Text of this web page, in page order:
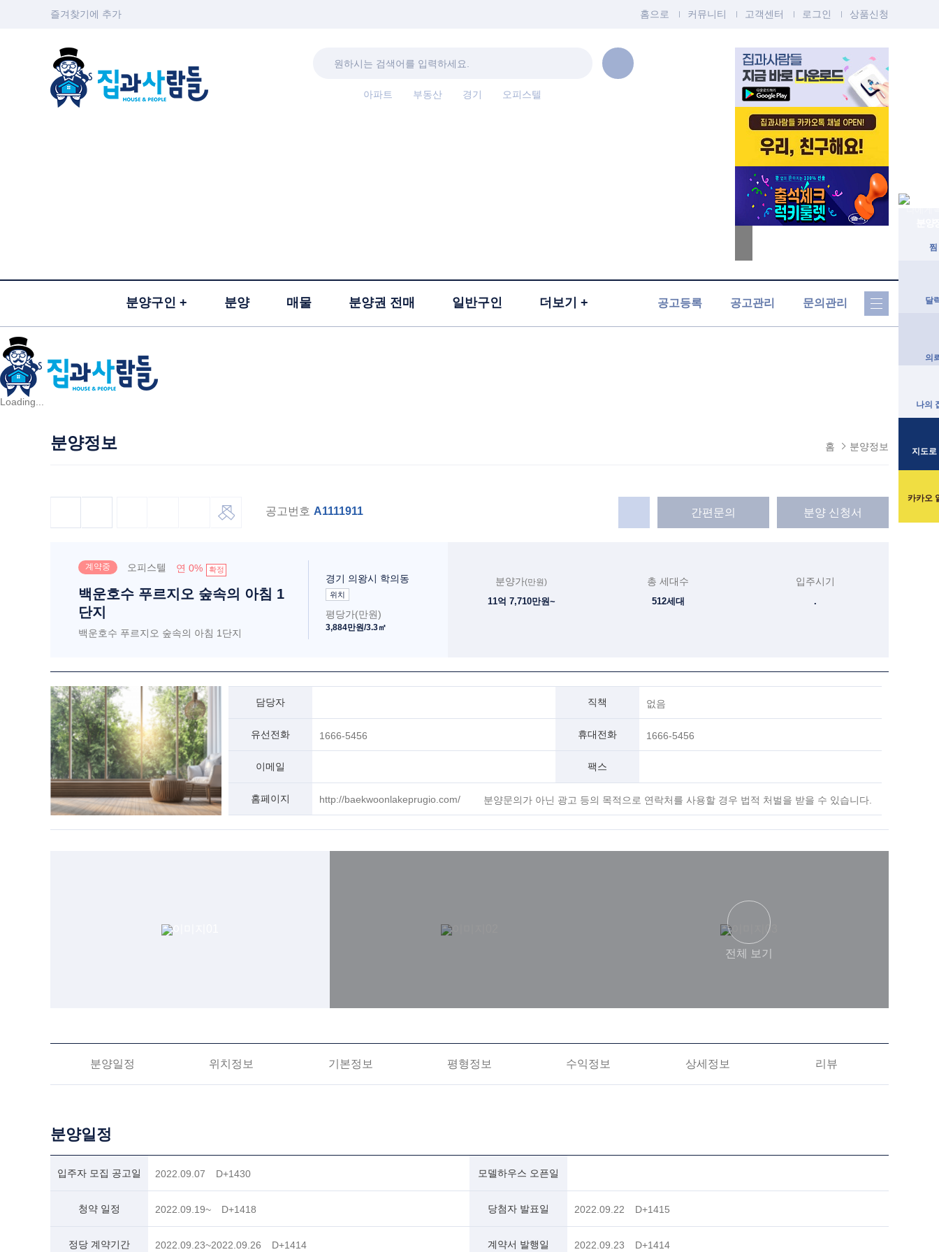
즐겨찾기에 추가 홈으로 커뮤니티 고객센터 로그인 상품신청
아파트 부동산 경기 오피스텔
분양구인 분양 매물 분양권 전매 일반구인 더보기 공고등록 공고관리 문의관리
Loading...
분양정보 홈 분양정보
공고번호 A1111911 간편문의 분양 신청서
계약중 오피스텔 연 0% 확정
백운호수 푸르지오 숲속의 아침 1
단지
백운호수 푸르지오 숲속의 아침 1단지
경기 의왕시 학의동
위치
평당가(만원)
3,884만원/3.3㎡
분양가(만원)
11억 7,710만원~
총 세대수
512세대
입주시기
.
담당자 직책 없음
유선전화 1666-5456 휴대전화 1666-5456
이메일 팩스
홈페이지 http://baekwoonlakeprugio.com/ 분양문의가 아닌 광고 등의 목적으로 연락처를 사용할 경우 법적 처벌을 받을 수 있습니다.
전체 보기
분양일정 위치정보 기본정보 평형정보 수익정보 상세정보 리뷰
분양일정
입주자 모집 공고일 2022.09.07 D+1430 모델하우스 오픈일
청약 일정 2022.09.19~ D+1418 당첨자 발표일 2022.09.22 D+1415
정당 계약기간 2022.09.23~2022.09.26 D+1414 계약서 발행일 2022.09.23 D+1414
나에게
찜
달
의
나의
지도로
카카오